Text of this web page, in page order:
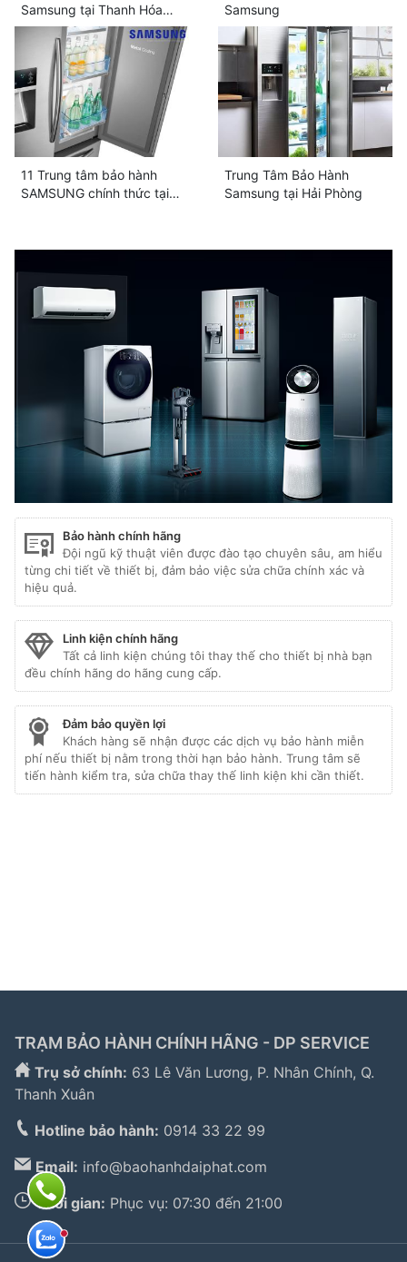
Samsung tại Thanh Hóa
[Chính hãng]
Samsung
11 Trung tâm bảo hành
SAMSUNG chính thức tại
Trung Tâm Bảo Hành
Samsung tại Hải Phòng
Bảo hành chính hãng
Đội ngũ kỹ thuật viên được đào tạo chuyên sâu, am hiểu
từng chi tiết về thiết bị, đảm bảo việc sửa chữa chính xác và
hiệu quả.
Linh kiện chính hãng
Tất cả linh kiện chúng tôi thay thế cho thiết bị nhà bạn
đều chính hãng do hãng cung cấp.
Đảm bảo quyền lợi
Khách hàng sẽ nhận được các dịch vụ bảo hành miễn
phí nếu thiết bị nằm trong thời hạn bảo hành. Trung tâm sẽ
tiến hành kiểm tra, sửa chữa thay thế linh kiện khi cần thiết.
TRẠM BẢO HÀNH CHÍNH HÃNG - DP SERVICE
Trụ sở chính: 63 Lê Văn Lương, P. Nhân Chính, Q.
Thanh Xuân
Hotline bảo hành: 0914 33 22 99
Email: info@baohanhdaiphat.com
Thời gian: Phục vụ: 07:30 đến 21:00